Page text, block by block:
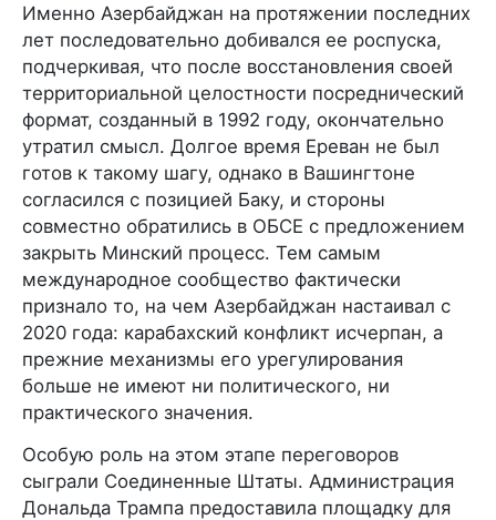
Именно Азербайджан на протяжении последних
лет последовательно добивался ее роспуска,
подчеркивая, что после восстановления своей
территориальной целостности посреднический
формат, созданный в 1992 году, окончательно
утратил смысл. Долгое время Ереван не был
готов к такому шагу, однако в Вашингтоне
согласился с позицией Баку, и стороны
совместно обратились в ОБСЕ с предложением
закрыть Минский процесс. Тем самым
международное сообщество фактически
признало то, на чем Азербайджан настаивал с
2020 года: карабахский конфликт исчерпан, а
прежние механизмы его урегулирования
больше не имеют ни политического, ни
практического значения.
Особую роль на этом этапе переговоров
сыграли Соединенные Штаты. Администрация
Дональда Трампа предоставила площадку для